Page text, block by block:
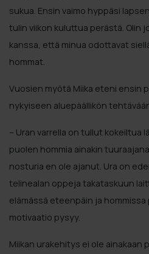
sukua. Ensin vaimo hyppäsi
tulin viikon kuluttua perästä. Olin
kanssa, että minua odottavat
hommat.
Vuosien myötä Miika eteni ensin
nykyiseen aluepäällikön
– Uran varrella on tullut kokeiltua
puolen hommia ainakin
nosturia en ole ajanut. Ura on
telinealan oppeja takataskuun
elämässä eteenpäin ja
motivaatio pysyy.
Miikan urakehitys ei ole ainakaan